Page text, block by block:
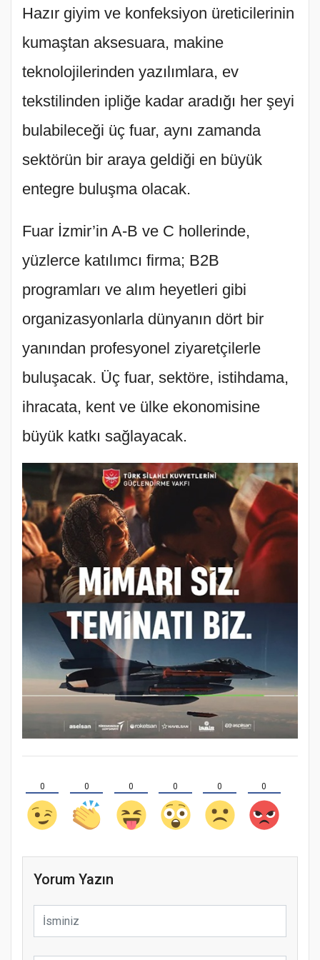
Hazır giyim ve konfeksiyon üreticilerinin
kumaştan aksesuara, makine
teknolojilerinden yazılımlara, ev
tekstilinden ipliğe kadar aradığı her şeyi
bulabileceği üç fuar, aynı zamanda
sektörün bir araya geldiği en büyük
entegre buluşma olacak.
Fuar İzmir’in A-B ve C hollerinde,
yüzlerce katılımcı firma; B2B
programları ve alım heyetleri gibi
organizasyonlarla dünyanın dört bir
yanından profesyonel ziyaretçilerle
buluşacak. Üç fuar, sektöre, istihdama,
ihracata, kent ve ülke ekonomisine
büyük katkı sağlayacak.
0 0 0 0 0 0
Yorum Yazın